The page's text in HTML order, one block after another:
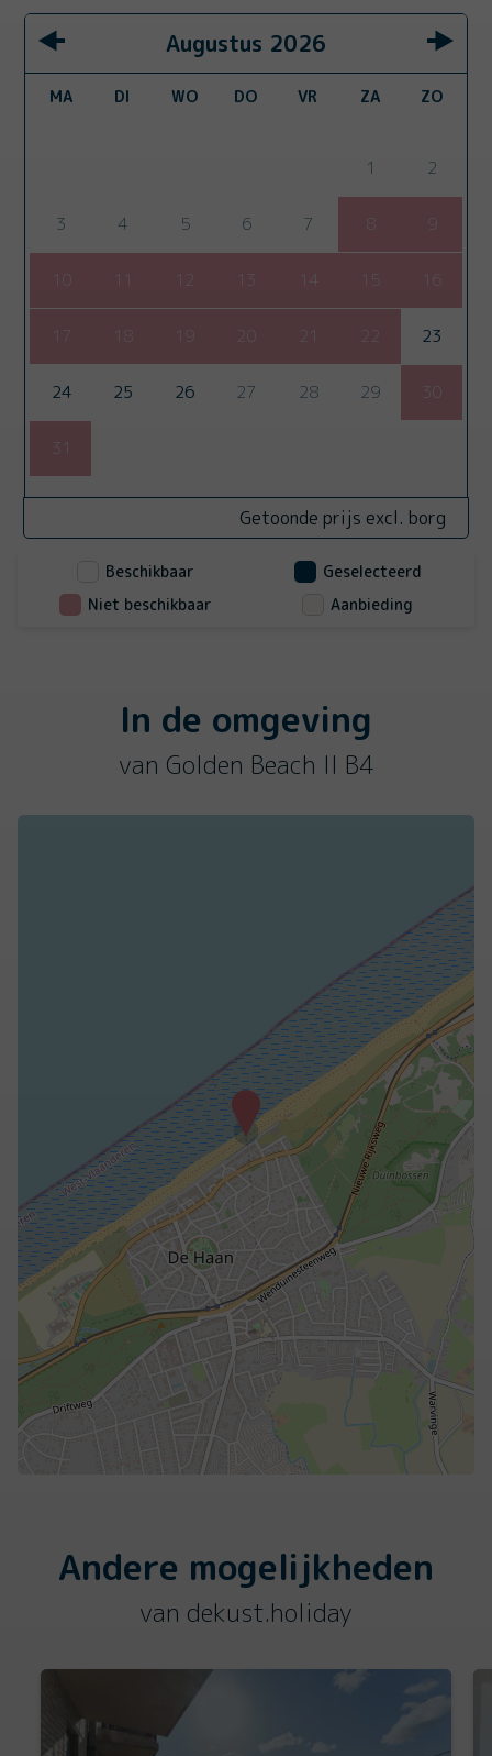
Augustus 2026
MA DI WO DO VR ZA ZO
1 2
3 4 5 6 7 9
12 13 14 16
17 19 20 21 22 23
24 25 26 27 28 29
Getoonde prijs excl. borg
Beschikbaar
Geselecteerd
Niet beschikbaar
Aanbieding
In de omgeving
van Golden Beach II B4
Andere mogelijkheden
van dekust.holiday